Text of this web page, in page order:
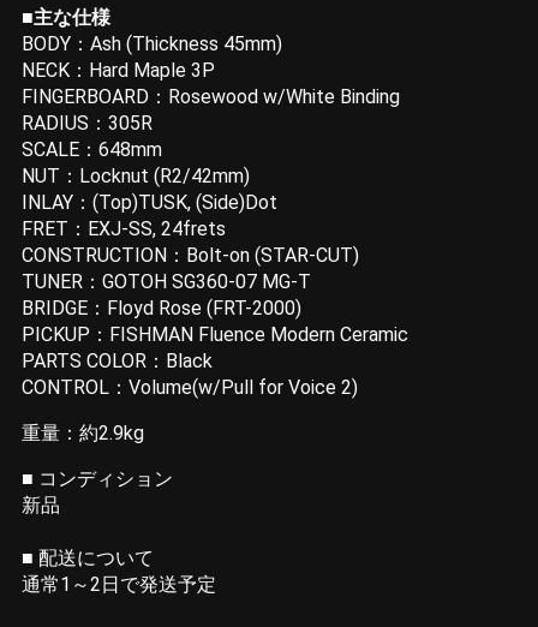
■主な仕様
BODY：Ash (Thickness 45mm)
NECK：Hard Maple 3P
FINGERBOARD：Rosewood w/White Binding
RADIUS：305R
SCALE：648mm
NUT：Locknut (R2/42mm)
INLAY：(Top)TUSK, (Side)Dot
FRET：EXJ-SS, 24frets
CONSTRUCTION：Bolt-on (STAR-CUT)
TUNER：GOTOH SG360-07 MG-T
BRIDGE：Floyd Rose (FRT-2000)
PICKUP：FISHMAN Fluence Modern Ceramic
PARTS COLOR：Black
CONTROL：Volume(w/Pull for Voice 2)
重量：約2.9kg
■ コンディション
新品
■ 配送について
通常1～2日で発送予定